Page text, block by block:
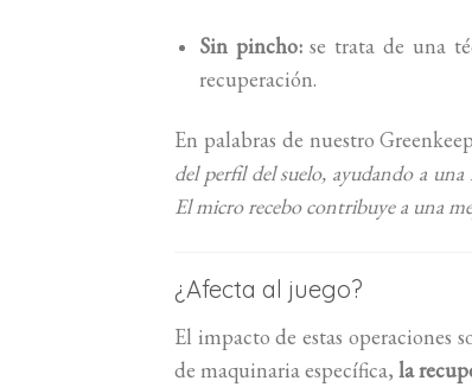
Sin pincho:se trata de una
recuperación.
En palabras de nuestro
del perfil del suelo, ayudando a
El micro recebo contribuye a una
¿Afecta al juego?
El impacto de estas operaciones
de maquinaria específica,la